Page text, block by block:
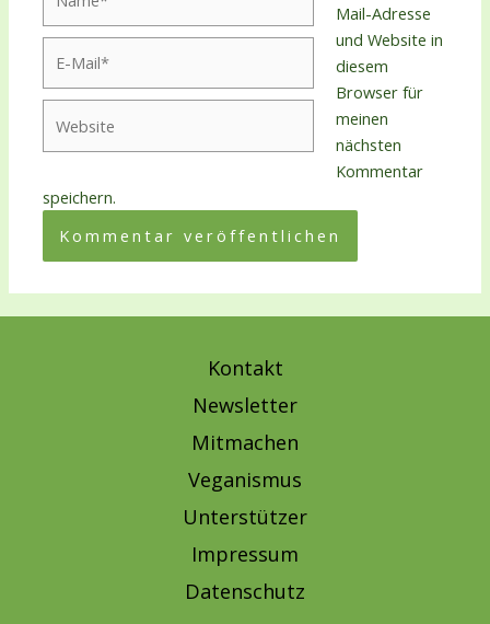
Mail*
Mail-Adresse
und Website in
diesem
Browser für
meinen
nächsten
Kommentar
speichern.
Kontakt
Newsletter
Mitmachen
Veganismus
Unterstützer
Impressum
Datenschutz